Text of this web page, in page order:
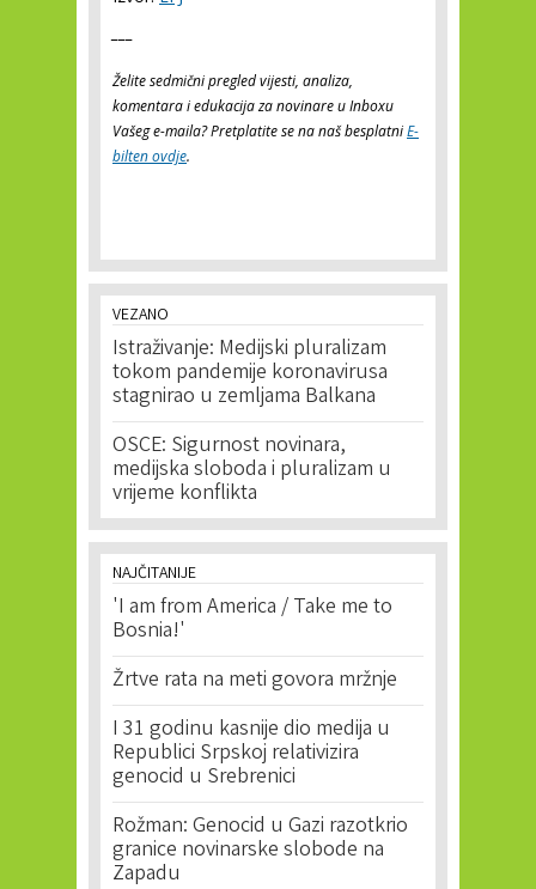
Želite sedmični pregled vijesti, analiza,
komentara i edukacija za novinare u Inboxu
Vašeg e-maila? Pretplatite se na naš besplatniE-
bilten ovdje.
VEZANO
Istraživanje: Medijski pluralizam
tokom pandemije koronavirusa
stagnirao u zemljama Balkana
OSCE: Sigurnost novinara,
medijska sloboda i pluralizam u
vrijeme konflikta
NAJČITANIJE
'I am from America / Take me to
Bosnia!'
Žrtve rata na meti govora mržnje
I 31 godinu kasnije dio medija u
Republici Srpskoj relativizira
genocid u Srebrenici
Rožman: Genocid u Gazi razotkrio
granice novinarske slobode na
Zapadu